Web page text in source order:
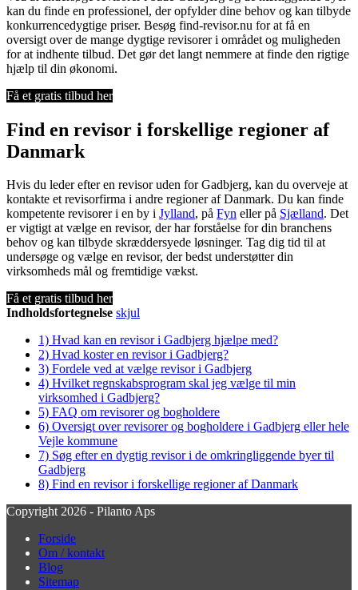
kan du finde en professionel, der opfylder dine behov og kan tilbyde
konkurrencedygtige priser. Besøg find-revisor.nu for at få en
oversigt over de mange dygtige revisorer i området og muligheden
for at indhente tilbud. Det gør det langt nemmere at finde den rigtige
hjælp til din økonomi.
Få et gratis tilbud her
Find en revisor i forskellige regioner af
Danmark
Hvis du leder efter en revisor uden for Gadbjerg, kan du overveje at
kontakte et revisorfirma i andre regioner af Danmark. Du kan finde
kompetente revisorer i en by i Jylland, på Fyn eller på Sjælland. Det
er vigtigt at vælge en revisor, der har forståelse for din branchens
behov og kan tilbyde skræddersyede løsninger. Tag dig tid til at
undersøge og vælge en revisor, der bedst understøtter din
virksomheds mål og fremtidige vækst.
Få et gratis tilbud her
Indholdsfortegnelse skjul
1) Hvad kan en revisor i Gadbjerg hjælpe med?
2) Hvad koster en revisor i Gadbjerg?
3) Fordele ved at vælge revisor i Gadbjerg
4) Hvilket regnskabsprogram skal jeg vælge til min
virksomhed i Gadbjerg?
5) FAQ om revisorer og bogholdere
6) Oversigt over revisorer og bogholdere i Gadbjerg eller hele
Vejle kommune
7) Søg efter en dygtig revisor i de omkringliggende byer til
Gadbjerg
8) Find en revisor i forskellige regioner af Danmark
Copyright 2026 - Pilanto Aps
Forside
Om / kontakt
Blog
Sitemap